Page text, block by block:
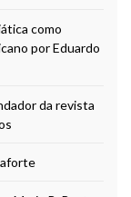
como
por Eduardo
da revista